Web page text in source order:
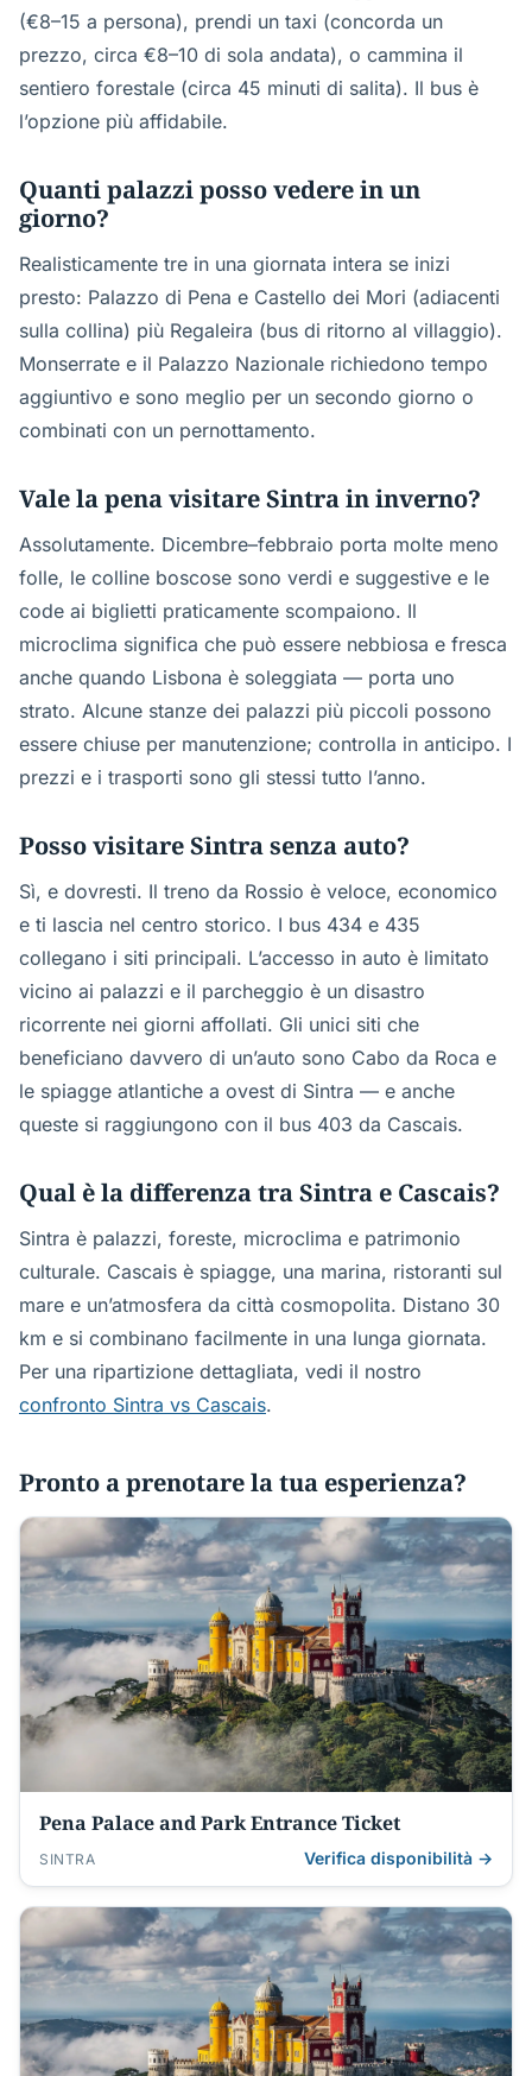
(€8–15 a persona), prendi un taxi (concorda un
prezzo, circa €8–10 di sola andata), o cammina il
sentiero forestale (circa 45 minuti di salita). Il bus è
l’opzione più affidabile.
Quanti palazzi posso vedere in un
giorno?
Realisticamente tre in una giornata intera se inizi
presto: Palazzo di Pena e Castello dei Mori (adiacenti
sulla collina) più Regaleira (bus di ritorno al villaggio).
Monserrate e il Palazzo Nazionale richiedono tempo
aggiuntivo e sono meglio per un secondo giorno o
combinati con un pernottamento.
Vale la pena visitare Sintra in inverno?
Assolutamente. Dicembre–febbraio porta molte meno
folle, le colline boscose sono verdi e suggestive e le
code ai biglietti praticamente scompaiono. Il
microclima significa che può essere nebbiosa e fresca
anche quando Lisbona è soleggiata — porta uno
strato. Alcune stanze dei palazzi più piccoli possono
essere chiuse per manutenzione; controlla in anticipo. I
prezzi e i trasporti sono gli stessi tutto l’anno.
Posso visitare Sintra senza auto?
Sì, e dovresti. Il treno da Rossio è veloce, economico
e ti lascia nel centro storico. I bus 434 e 435
collegano i siti principali. L’accesso in auto è limitato
vicino ai palazzi e il parcheggio è un disastro
ricorrente nei giorni affollati. Gli unici siti che
beneficiano davvero di un’auto sono Cabo da Roca e
le spiagge atlantiche a ovest di Sintra — e anche
queste si raggiungono con il bus 403 da Cascais.
Qual è la differenza tra Sintra e Cascais?
Sintra è palazzi, foreste, microclima e patrimonio
culturale. Cascais è spiagge, una marina, ristoranti sul
mare e un’atmosfera da città cosmopolita. Distano 30
km e si combinano facilmente in una lunga giornata.
Per una ripartizione dettagliata, vedi il nostro
confronto Sintra vs Cascais.
Pronto a prenotare la tua esperienza?
Pena Palace and Park Entrance Ticket
SINTRA Verifica disponibilità →